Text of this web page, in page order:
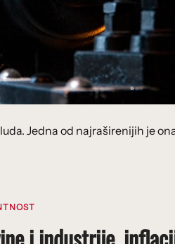
Jedna od najraširenijih je